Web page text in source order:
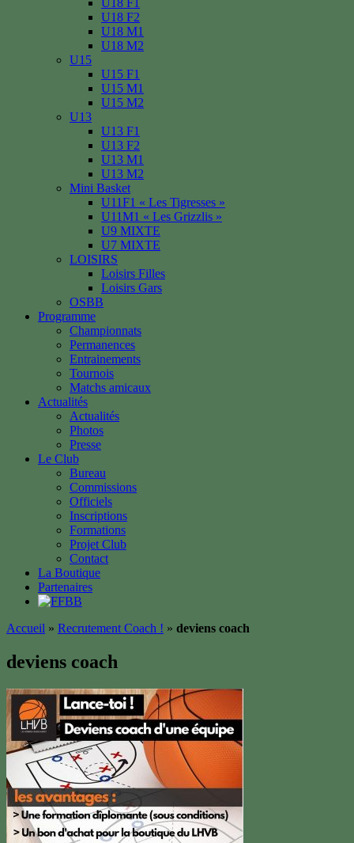
U18 F1
U18 F2
U18 M1
U18 M2
U15
U15 F1
U15 M1
U15 M2
U13
U13 F1
U13 F2
U13 M1
U13 M2
Mini Basket
U11F1 « Les Tigresses »
U11M1 « Les Grizzlis »
U9 MIXTE
U7 MIXTE
LOISIRS
Loisirs Filles
Loisirs Gars
OSBB
Programme
Championnats
Permanences
Entrainements
Tournois
Matchs amicaux
Actualités
Actualités
Photos
Presse
Le Club
Bureau
Commissions
Officiels
Inscriptions
Formations
Projet Club
Contact
La Boutique
Partenaires
Accueil » Recrutement Coach ! » deviens coach
deviens coach